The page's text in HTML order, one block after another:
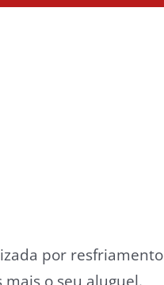
por
mais o seu aluguel.